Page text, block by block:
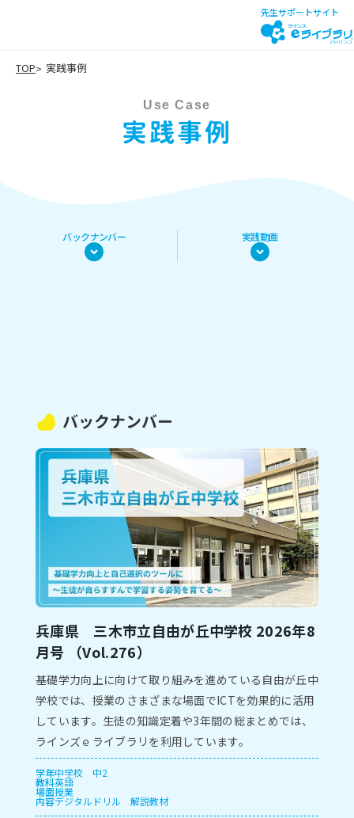
先生サポートサイト
TOP 実践事例
Use Case
実践事例
バックナンバー 実践動画
バックナンバー
兵庫県 三木市⽴自由が丘中学校 2026年8
⽉号 （Vol.276）
基礎学⼒向上に向けて取り組みを進めている⾃由が丘中
学校では、授業のさまざまな場⾯でICTを効果的に活⽤
しています。⽣徒の知識定着や3年間の総まとめでは、
ラインズｅライブラリを利⽤しています。
学年中学校 中2
教科英語
場面授業
内容デジタルドリル 解説教材